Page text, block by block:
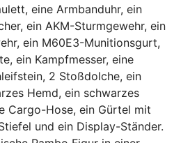
eine Armbanduhr, ein
ein AKM-Sturmgewehr, ein
ein M60E3-Munitionsgurt,
ein Kampfmesser, eine
2 Stoßdolche, ein
Hemd, ein schwarzes
Cargo-Hose, ein Gürtel mit
und ein Display-Ständer.